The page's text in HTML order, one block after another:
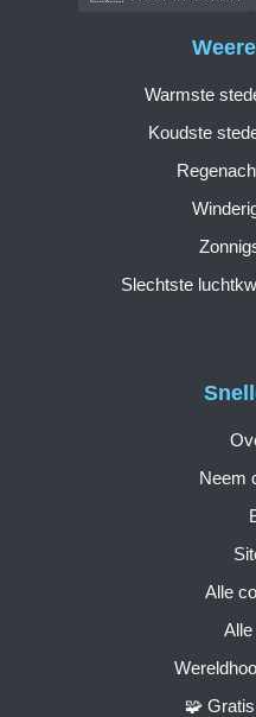
Neem
Alle
Alle
🧩
Warmste
Koudste
Slechtste